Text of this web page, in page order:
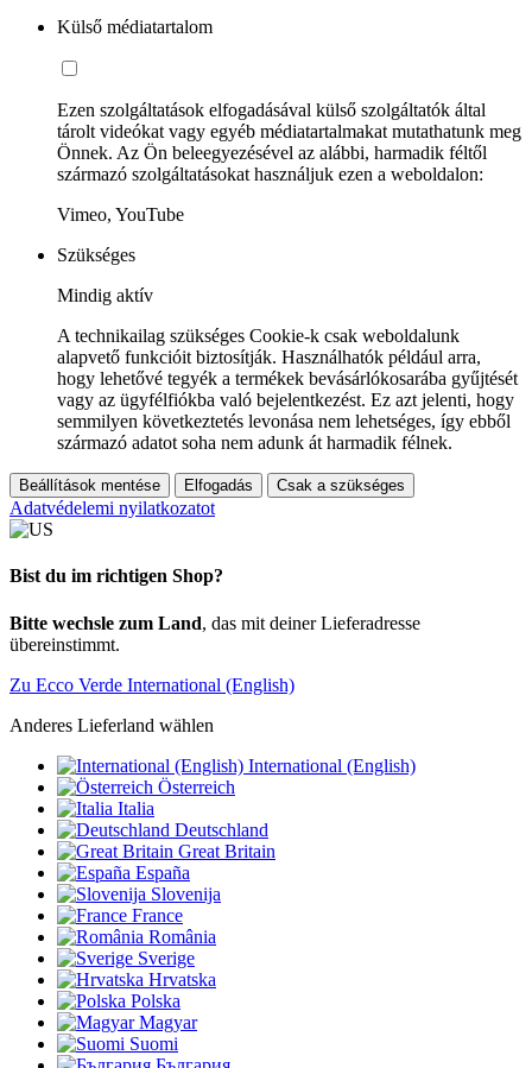
Külső médiatartalom
Ezen szolgáltatások elfogadásával külső szolgáltatók által
tárolt videókat vagy egyéb médiatartalmakat mutathatunk meg
Önnek. Az Ön beleegyezésével az alábbi, harmadik féltől
származó szolgáltatásokat használjuk ezen a weboldalon:
Vimeo, YouTube
Szükséges
Mindig aktív
A technikailag szükséges Cookie-k csak weboldalunk
alapvető funkcióit biztosítják. Használhatók például arra,
hogy lehetővé tegyék a termékek bevásárlókosarába gyűjtését
vagy az ügyfélfiókba való bejelentkezést. Ez azt jelenti, hogy
semmilyen következtetés levonása nem lehetséges, így ebből
származó adatot soha nem adunk át harmadik félnek.
Beállítások mentése Elfogadás Csak a szükséges
Adatvédelemi nyilatkozatot
Bist du im richtigen Shop?
Bitte wechsle zum Land, das mit deiner Lieferadresse
übereinstimmt.
Zu Ecco Verde International (English)
Anderes Lieferland wählen
International (English)
Österreich
Italia
Deutschland
Great Britain
España
Slovenija
France
România
Sverige
Hrvatska
Polska
Magyar
Suomi